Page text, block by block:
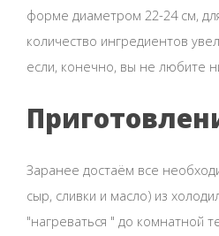
форме диаметром 22-24 см,
количество ингредиентов
если, конечно, вы не любите
Заранее достаём все
сыр, сливки и масло) из
"нагреваться " до комнатной